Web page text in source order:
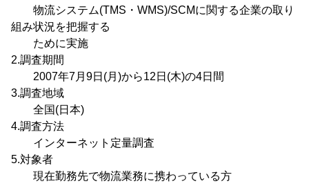
物流システム(TMS・WMS)/SCMに関する企業の取り
組み状況を把握する
ために実施
2.調査期間
2007年7月9日(月)から12日(木)の4日間
3.調査地域
全国(日本)
4.調査方法
インターネット定量調査
5.対象者
現在勤務先で物流業務に携わっている方